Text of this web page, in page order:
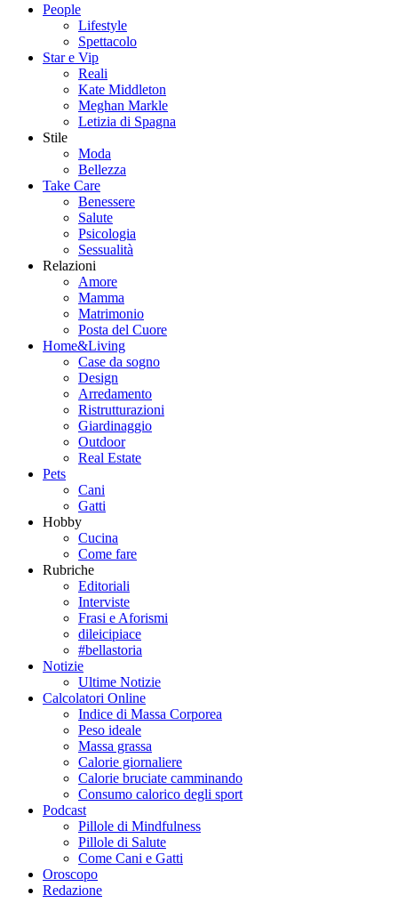
People
Lifestyle
Spettacolo
Star e Vip
Reali
Kate Middleton
Meghan Markle
Letizia di Spagna
Stile
Moda
Bellezza
Take Care
Benessere
Salute
Psicologia
Sessualità
Relazioni
Amore
Mamma
Matrimonio
Posta del Cuore
Home&Living
Case da sogno
Design
Arredamento
Ristrutturazioni
Giardinaggio
Outdoor
Real Estate
Pets
Cani
Gatti
Hobby
Cucina
Come fare
Rubriche
Editoriali
Interviste
Frasi e Aforismi
dileicipiace
#bellastoria
Notizie
Ultime Notizie
Calcolatori Online
Indice di Massa Corporea
Peso ideale
Massa grassa
Calorie giornaliere
Calorie bruciate camminando
Consumo calorico degli sport
Podcast
Pillole di Mindfulness
Pillole di Salute
Come Cani e Gatti
Oroscopo
Redazione